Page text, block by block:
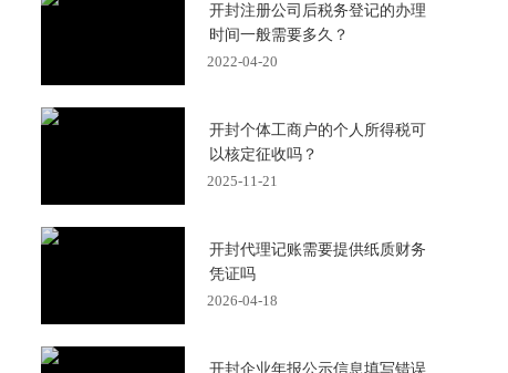
开封注册公司后税务登记的办理
时间一般需要多久？
2022-04-20
开封个体工商户的个人所得税可
以核定征收吗？
2025-11-21
开封代理记账需要提供纸质财务
凭证吗
2026-04-18
开封企业年报公示信息填写错误